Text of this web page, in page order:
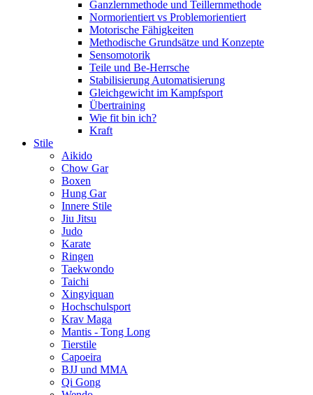
Ganzlernmethode und Teillernmethode
Normorientiert vs Problemorientiert
Motorische Fähigkeiten
Methodische Grundsätze und Konzepte
Sensomotorik
Teile und Be-Herrsche
Stabilisierung Automatisierung
Gleichgewicht im Kampfsport
Übertraining
Wie fit bin ich?
Kraft
Stile
Aikido
Chow Gar
Boxen
Hung Gar
Innere Stile
Jiu Jitsu
Judo
Karate
Ringen
Taekwondo
Taichi
Xingyiquan
Hochschulsport
Krav Maga
Mantis - Tong Long
Tierstile
Capoeira
BJJ und MMA
Qi Gong